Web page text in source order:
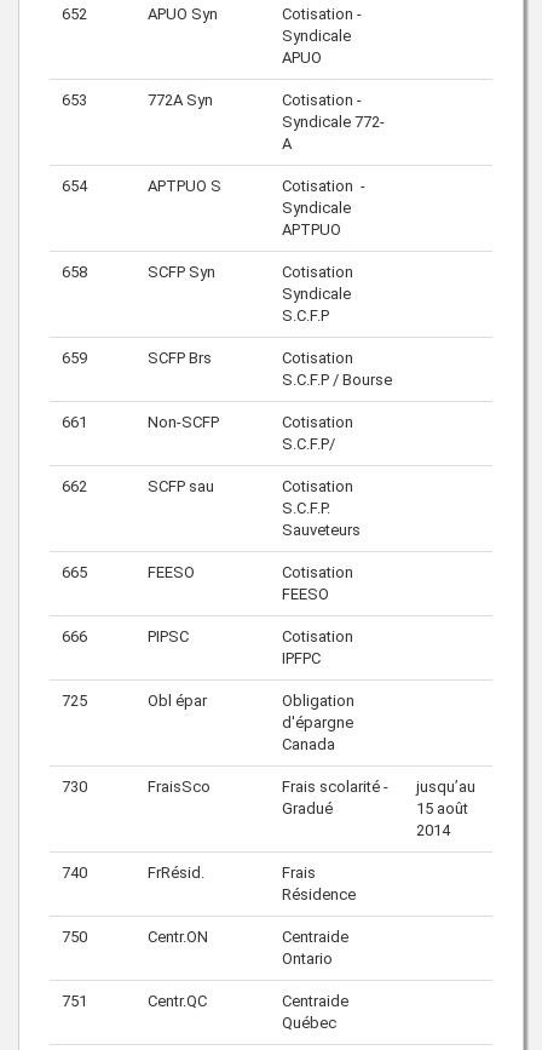
652 APUO Syn
Cotisation -
Syndicale
APUO
653 772A Syn
Cotisation -
Syndicale 772-
A
654 APTPUO S
Cotisation -
Syndicale
APTPUO
658 SCFP Syn
Cotisation
Syndicale
S.C.F.P
659 SCFP Brs
Cotisation
S.C.F.P / Bourse
661 Non-SCFP
Cotisation
S.C.F.P/
662 SCFP sau
Cotisation
S.C.F.P.
Sauveteurs
665 FEESO
Cotisation
FEESO
666 PIPSC
Cotisation
IPFPC
725 Obl épar
Obligation
d'épargne
Canada
730 FraisSco
Frais scolarité -
Gradué
jusqu’au
15 août
2014
740 FrRésid.
Frais
Résidence
750 Centr.ON
Centraide
Ontario
751 Centr.QC
Centraide
Québec